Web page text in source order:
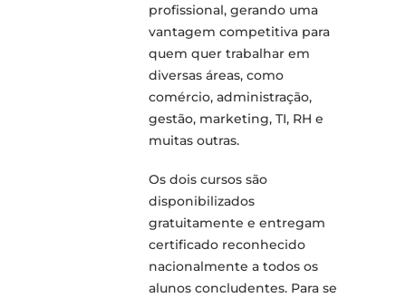
profissional, gerando uma
vantagem competitiva para
quem quer trabalhar em
diversas áreas, como
comércio, administração,
gestão, marketing, TI, RH e
muitas outras.
Os dois cursos são
disponibilizados
gratuitamente e entregam
certificado reconhecido
nacionalmente a todos os
alunos concludentes. Para se